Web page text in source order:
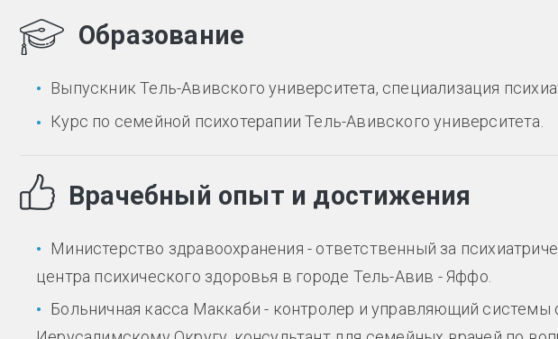
Образование
Выпускник Тель-Авивского университета, специализация
Курс по семейной психотерапии Тель-Авивского университета.
Врачебный опыт и достижения
Министерство здравоохранения - ответственный за
центра психического здоровья в городе Тель-Авив - Яффо.
Больничная касса Маккаби - контролер и управляющий системы